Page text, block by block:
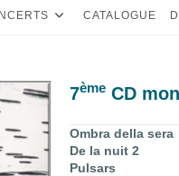
CATALOGUE
7ème CD
Ombra della sera
De la nuit 2
Pulsars